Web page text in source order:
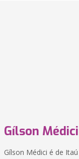
Gílson Médici
Gílson Médici é de